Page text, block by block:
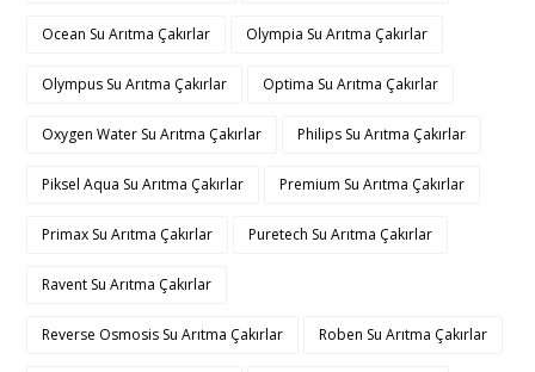
Ocean Su Arıtma Çakırlar Olympia Su Arıtma Çakırlar
Olympus Su Arıtma Çakırlar Optima Su Arıtma Çakırlar
Oxygen Water Su Arıtma Çakırlar Philips Su Arıtma Çakırlar
Piksel Aqua Su Arıtma Çakırlar Premium Su Arıtma Çakırlar
Primax Su Arıtma Çakırlar Puretech Su Arıtma Çakırlar
Ravent Su Arıtma Çakırlar
Reverse Osmosis Su Arıtma Çakırlar Roben Su Arıtma Çakırlar